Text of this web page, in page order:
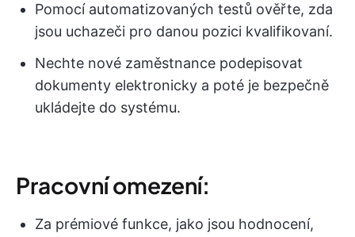
Pomocí automatizovaných testů ověřte, zda
jsou uchazeči pro danou pozici kvalifikovaní.
Nechte nové zaměstnance podepisovat
dokumenty elektronicky a poté je bezpečně
ukládejte do systému.
Pracovní omezení:
Za prémiové funkce, jako jsou hodnocení,